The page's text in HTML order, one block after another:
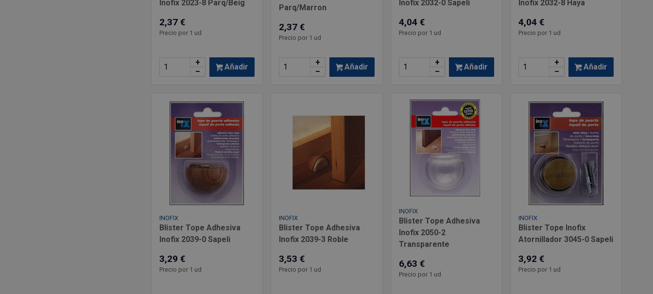
Inofix 2023-8 Parq/Beig
2,37 €
Precio por 1 ud
+
–
Añadir
Parq/Marron
2,37 €
Precio por 1 ud
+
–
Añadir
Inofix 2032-0 Sapeli
4,04 €
Precio por 1 ud
+
–
Añadir
Inofix 2032-8 Haya
4,04 €
Precio por 1 ud
+
–
Añadir
INOFIX
Blister Tope Adhesiva
Inofix 2039-0 Sapeli
3,29 €
Precio por 1 ud
INOFIX
Blister Tope Adhesiva
Inofix 2039-3 Roble
3,53 €
Precio por 1 ud
INOFIX
Blister Tope Adhesiva
Inofix 2050-2
Transparente
6,63 €
Precio por 1 ud
INOFIX
Blister Tope Inofix
Atornillador 3045-0 Sapeli
3,92 €
Precio por 1 ud